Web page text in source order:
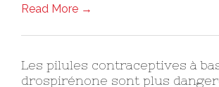
Read More →
Les pilules contraceptives à
drospirénone sont plus